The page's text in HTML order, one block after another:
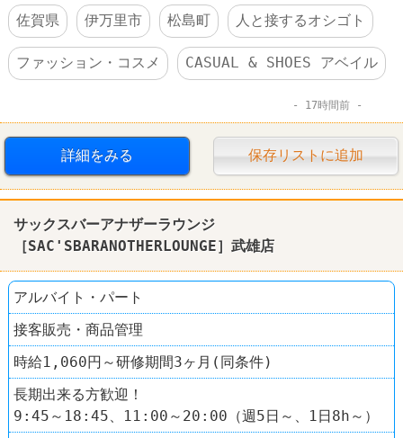
佐賀県
伊万里市 松島町 人と接するオシゴト
ファッション・コスメ CASUAL & SHOES アベイル
17時間前
詳細をみる 保存リストに追加
サックスバーアナザーラウンジ
［SAC'SBARANOTHERLOUNGE］武雄店
アルバイト・パート
接客販売・商品管理
時給1,060円～研修期間3ヶ月(同条件)
長期出来る方歓迎！
9:45～18:45、11:00～20:00（週5日～、1日8h～）